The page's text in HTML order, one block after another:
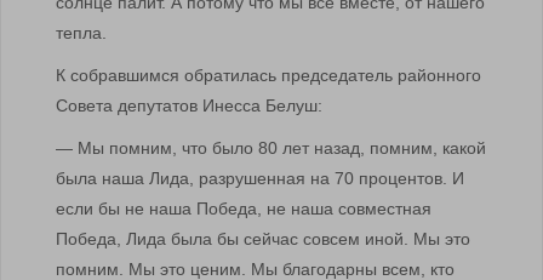
тепла.
К собравшимся обратилась председатель районного
Совета депутатов Инесса Белуш:
— Мы помним, что было 80 лет назад, помним, какой
была наша Лида, разрушенная на 70 процентов. И
если бы не наша Победа, не наша совместная
Победа, Лида была бы сейчас совсем иной. Мы это
помним. Мы это ценим. Мы благодарны всем, кто